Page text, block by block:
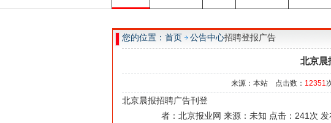
您的位置：首页 公告中心招聘登报广告
北京晨
来源：本站 点击数： 12351
北京晨报招聘广告刊登
者：北京报业网 来源：未知 点击：241次 发布